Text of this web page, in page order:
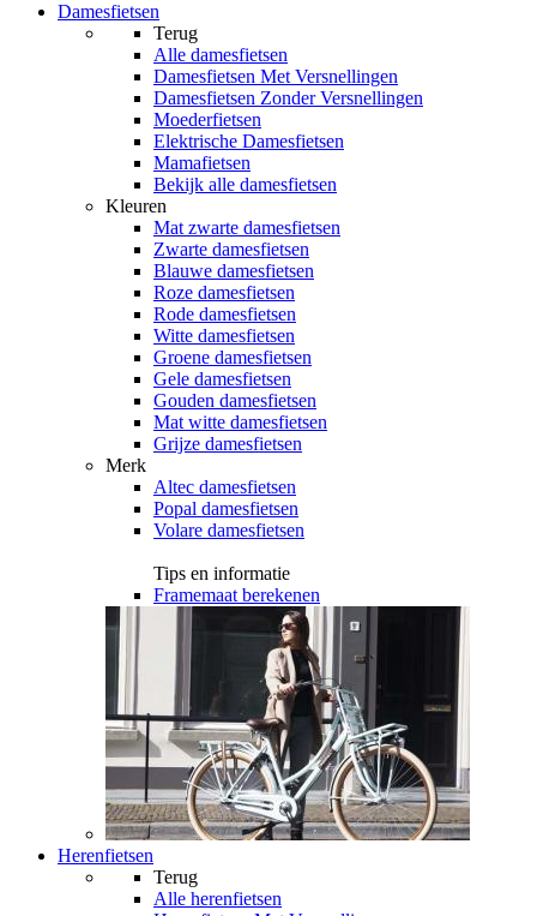
Damesfietsen
Terug
Alle damesfietsen
Damesfietsen Met Versnellingen
Damesfietsen Zonder Versnellingen
Moederfietsen
Elektrische Damesfietsen
Mamafietsen
Bekijk alle damesfietsen
Kleuren
Mat zwarte damesfietsen
Zwarte damesfietsen
Blauwe damesfietsen
Roze damesfietsen
Rode damesfietsen
Witte damesfietsen
Groene damesfietsen
Gele damesfietsen
Gouden damesfietsen
Mat witte damesfietsen
Grijze damesfietsen
Merk
Altec damesfietsen
Popal damesfietsen
Volare damesfietsen
Tips en informatie
Framemaat berekenen
Herenfietsen
Terug
Alle herenfietsen